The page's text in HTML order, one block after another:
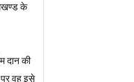
के
दान की
पर वह इसे